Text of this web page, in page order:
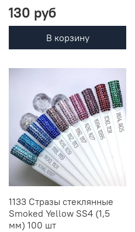
130 руб
В корзину
1133 Стразы стеклянные
Smoked Yellow SS4 (1,5
мм) 100 шт